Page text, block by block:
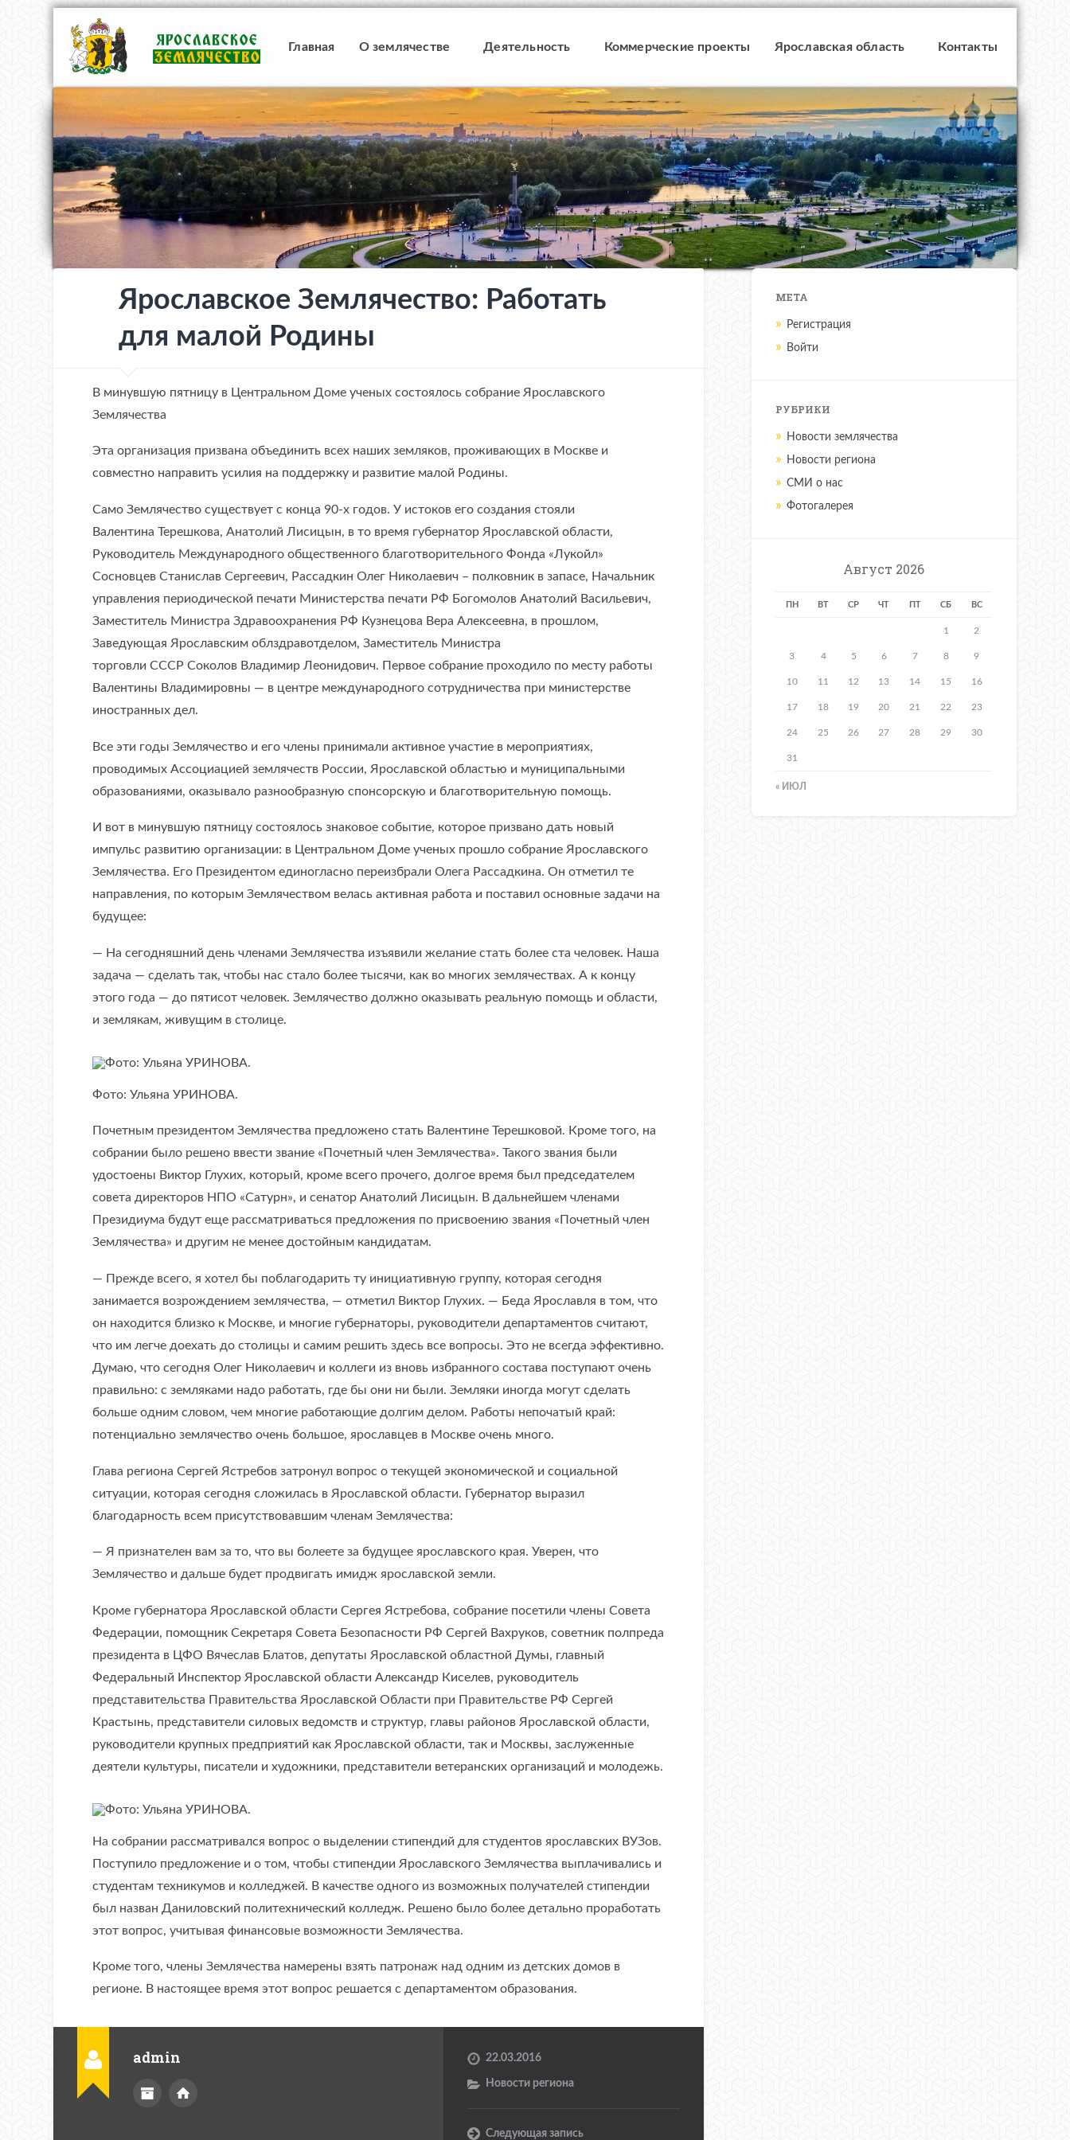
Главная О землячестве Деятельность Коммерческие проекты Ярославская область Контакты
Ярославское Землячество: Работать
для малой Родины
В минувшую пятницу в Центральном Доме ученых состоялось собрание Ярославского
Землячества
Эта организация призвана объединить всех наших земляков, проживающих в Москве и
совместно направить усилия на поддержку и развитие малой Родины.
Само Землячество существует с конца 90-х годов. У истоков его создания стояли
Валентина Терешкова, Анатолий Лисицын, в то время губернатор Ярославской области,
Руководитель Международного общественного благотворительного Фонда «Лукойл»
Сосновцев Станислав Сергеевич, Рассадкин Олег Николаевич – полковник в запасе, Начальник
управления периодической печати Министерства печати РФ Богомолов Анатолий Васильевич,
Заместитель Министра Здравоохранения РФ Кузнецова Вера Алексеевна, в прошлом,
Заведующая Ярославским облздравотделом, Заместитель Министра
торговли СССР Соколов Владимир Леонидович. Первое собрание проходило по месту работы
Валентины Владимировны — в центре международного сотрудничества при министерстве
иностранных дел.
Все эти годы Землячество и его члены принимали активное участие в мероприятиях,
проводимых Ассоциацией землячеств России, Ярославской областью и муниципальными
образованиями, оказывало разнообразную спонсорскую и благотворительную помощь.
И вот в минувшую пятницу состоялось знаковое событие, которое призвано дать новый
импульс развитию организации: в Центральном Доме ученых прошло собрание Ярославского
Землячества. Его Президентом единогласно переизбрали Олега Рассадкина. Он отметил те
направления, по которым Землячеством велась активная работа и поставил основные задачи на
будущее:
— На сегодняшний день членами Землячества изъявили желание стать более ста человек. Наша
задача — сделать так, чтобы нас стало более тысячи, как во многих землячествах. А к концу
этого года — до пятисот человек. Землячество должно оказывать реальную помощь и области,
и землякам, живущим в столице.
Фото: Ульяна УРИНОВА.
Почетным президентом Землячества предложено стать Валентине Терешковой. Кроме того, на
собрании было решено ввести звание «Почетный член Землячества». Такого звания были
удостоены Виктор Глухих, который, кроме всего прочего, долгое время был председателем
совета директоров НПО «Сатурн», и сенатор Анатолий Лисицын. В дальнейшем членами
Президиума будут еще рассматриваться предложения по присвоению звания «Почетный член
Землячества» и другим не менее достойным кандидатам.
— Прежде всего, я хотел бы поблагодарить ту инициативную группу, которая сегодня
занимается возрождением землячества, — отметил Виктор Глухих. — Беда Ярославля в том, что
он находится близко к Москве, и многие губернаторы, руководители департаментов считают,
что им легче доехать до столицы и самим решить здесь все вопросы. Это не всегда эффективно.
Думаю, что сегодня Олег Николаевич и коллеги из вновь избранного состава поступают очень
правильно: с земляками надо работать, где бы они ни были. Земляки иногда могут сделать
больше одним словом, чем многие работающие долгим делом. Работы непочатый край:
потенциально землячество очень большое, ярославцев в Москве очень много.
Глава региона Сергей Ястребов затронул вопрос о текущей экономической и социальной
ситуации, которая сегодня сложилась в Ярославской области. Губернатор выразил
благодарность всем присутствовавшим членам Землячества:
— Я признателен вам за то, что вы болеете за будущее ярославского края. Уверен, что
Землячество и дальше будет продвигать имидж ярославской земли.
Кроме губернатора Ярославской области Сергея Ястребова, собрание посетили члены Совета
Федерации, помощник Секретаря Совета Безопасности РФ Сергей Вахруков, советник полпреда
президента в ЦФО Вячеслав Блатов, депутаты Ярославской областной Думы, главный
Федеральный Инспектор Ярославской области Александр Киселев, руководитель
представительства Правительства Ярославской Области при Правительстве РФ Сергей
Крастынь, представители силовых ведомств и структур, главы районов Ярославской области,
руководители крупных предприятий как Ярославской области, так и Москвы, заслуженные
деятели культуры, писатели и художники, представители ветеранских организаций и молодежь.
На собрании рассматривался вопрос о выделении стипендий для студентов ярославских ВУЗов.
Поступило предложение и о том, чтобы стипендии Ярославского Землячества выплачивались и
студентам техникумов и колледжей. В качестве одного из возможных получателей стипендии
был назван Даниловский политехнический колледж. Решено было более детально проработать
этот вопрос, учитывая финансовые возможности Землячества.
Кроме того, члены Землячества намерены взять патронаж над одним из детских домов в
регионе. В настоящее время этот вопрос решается с департаментом образования.
admin 22.03.2016
Новости региона
Следующая запись
МЕТА
Регистрация
Войти
РУБРИКИ
Новости землячества
Новости региона
СМИ о нас
Фотогалерея
Август 2026
ПН ВТ СР ЧТ ПТ СБ ВС
1 2
3 4 5 6 7 8 9
10 11 12 13 14 15 16
17 18 19 20 21 22 23
24 25 26 27 28 29 30
31
« ИЮЛ